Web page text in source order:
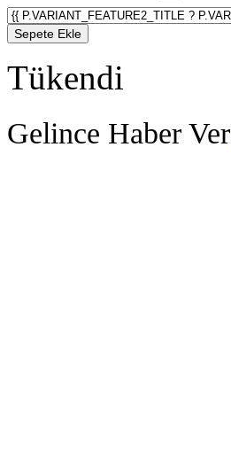
Sepete Ekle
Tükendi
Gelince Haber Ver